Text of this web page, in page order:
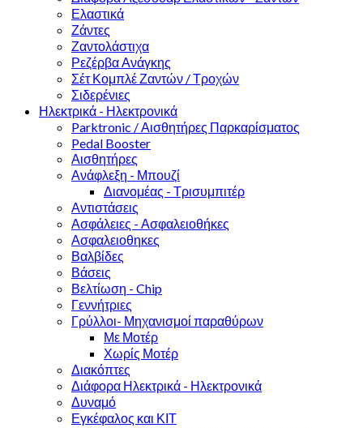
Ελαστικά
Ζάντες
Ζαντολάστιχα
Ρεζέρβα Ανάγκης
Σέτ Κομπλέ Ζαντών / Τροχών
Σιδερένιες
Ηλεκτρικά - Ηλεκτρονικά
Parktronic / Αισθητήρες Παρκαρίσματος
Pedal Booster
Αισθητήρες
Ανάφλεξη - Μπουζί
Διανομέας - Τρισυμπιτέρ
Αντιστάσεις
Ασφάλειες - Ασφαλειοθήκες
Ασφαλειοθηκες
Βαλβίδες
Βάσεις
Βελτίωση - Chip
Γεννήτριες
Γρύλλοι- Μηχανισμοί παραθύρων
Με Μοτέρ
Χωρίς Μοτέρ
Διακόπτες
Διάφορα Ηλεκτρικά - Ηλεκτρονικά
Δυναμό
Εγκέφαλος και ΚΙΤ